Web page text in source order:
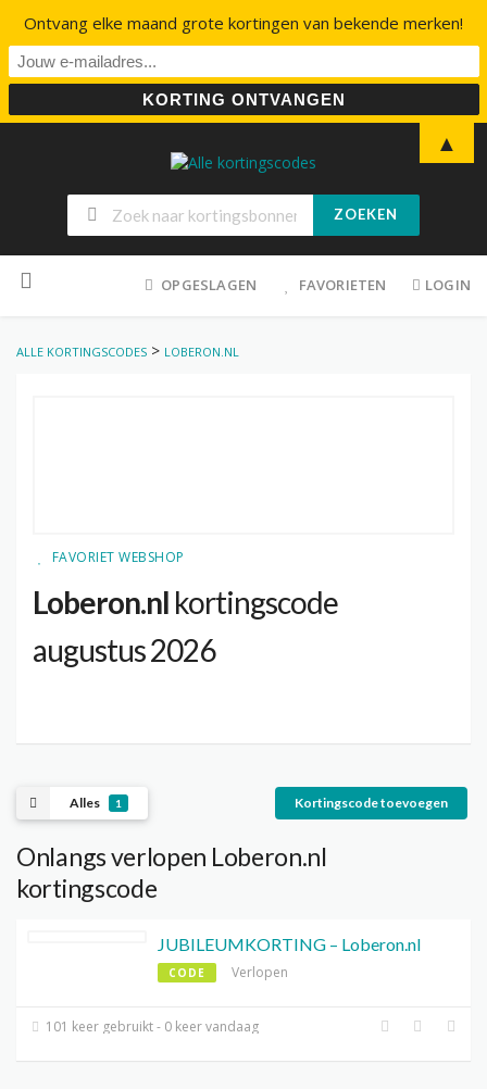
ZOEKEN
to
OPGESLAGEN FAVORIETEN LOGIN
ALLE KORTINGSCODES > LOBERON.NL
FAVORIET WEBSHOP
Loberon.nl kortingscode
augustus 2026
Alles 1 Kortingscode toevoegen
Onlangs verlopen Loberon.nl
kortingscode
JUBILEUMKORTING – Loberon.nl
CODE Verlopen
101 keer gebruikt - 0 keer vandaag
Ontvang elke maand grote kortingen van bekende merken!
▲